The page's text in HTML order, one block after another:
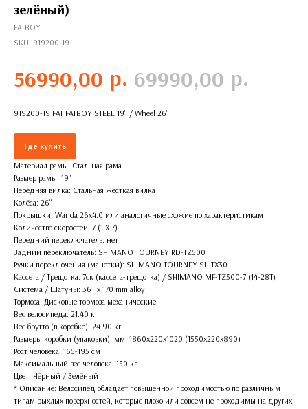
зелёный)
FATBOY
SKU: 919200-19
56990,00 р. 69990,00 р.
919200-19 FAT FATBOY STEEL 19'' / Wheel 26''
Где купить
Материал рамы: Стальная рама
Размер рамы: 19''
Передняя вилка: Стальная жёсткая вилка
Колёса: 26''
Покрышки: Wanda 26x4.0 или аналогичные схожие по характеристикам
Количество скоростей: 7 (1 X 7)
Передний переключатель: нет
Задний переключатель: SHIMANO TOURNEY RD-TZ500
Ручки переключения (манетки): SHIMANO TOURNEY SL-TX30
Кассета / Трещотка: 7ск (кассета-трещотка) / SHIMANO MF-TZ500-7 (14-28T)
Система / Шатуны: 36T x 170 mm alloy
Тормоза: Дисковые тормоза механические
Вес велосипеда: 21.40 кг
Вес брутто (в коробке): 24.90 кг
Размеры коробки (упаковки), мм: 1860х220х1020 (1550х220х890)
Рост человека: 165-195 см
Максимальный вес человека: 150 кг
Цвет: Чёрный / Зелёный
* Описание: Велосипед обладает повышенной проходимостью по различным
типам рыхлых поверхностей, которые плохо или совсем не проходимы на других